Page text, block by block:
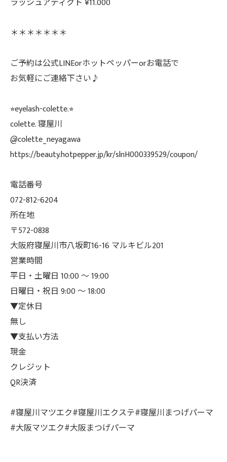
ラッシュアディクト ¥11.000
＊＊＊＊＊＊＊
ご予約は公式LINEorホットペッパーorお電話で
お気軽にご連絡下さい♪
⭐︎eyelash-colette.⭐︎
colette. 寝屋川
@colette_neyagawa
https://beauty.hotpepper.jp/kr/slnH000339529/coupon/
電話番号
072-812-6204
所在地
〒572-0838
大阪府寝屋川市八坂町16-16 マルキビル201
営業時間
平日・土曜日 10:00 ～ 19:00
日曜日・祝日 9:00 ～ 18:00
▼定休日
無し
▼支払い方法
現金
クレジット
QR決済⁡
#寝屋川マツエク#寝屋川エクステ#寝屋川まつげパーマ
#大阪マツエク#大阪まつげパーマ